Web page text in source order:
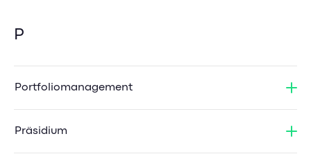
P
Portfoliomanagement
Präsidium